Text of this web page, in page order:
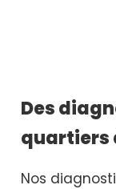
Des
quartiers
Nos